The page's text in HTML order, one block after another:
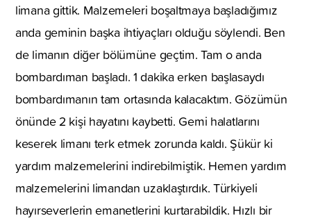
limana gittik. Malzemeleri boşaltmaya başladığımız
anda geminin başka ihtiyaçları olduğu söylendi. Ben
de limanın diğer bölümüne geçtim. Tam o anda
bombardıman başladı. 1 dakika erken başlasaydı
bombardımanın tam ortasında kalacaktım. Gözümün
önünde 2 kişi hayatını kaybetti. Gemi halatlarını
keserek limanı terk etmek zorunda kaldı. Şükür ki
yardım malzemelerini indirebilmiştik. Hemen yardım
malzemelerini limandan uzaklaştırdık. Türkiyeli
hayırseverlerin emanetlerini kurtarabildik. Hızlı bir